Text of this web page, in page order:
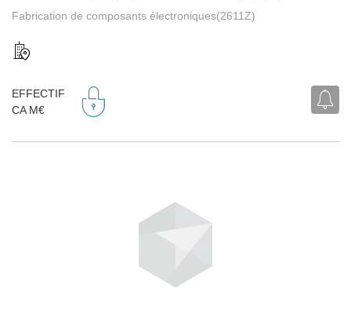
Fabrication de composants électroniques(2611Z)
EFFECTIF
CA M€